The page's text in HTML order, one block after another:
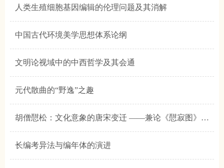
人类生殖细胞基因编辑的伦理问题及其消解
中国古代环境美学思想体系论纲
文明论视域中的中西哲学及其会通
元代散曲的“野逸”之趣
胡僧憇松：文化意象的唐宋变迁 ——兼论《憇寂图》的经典化
长编考异法与编年体的演进